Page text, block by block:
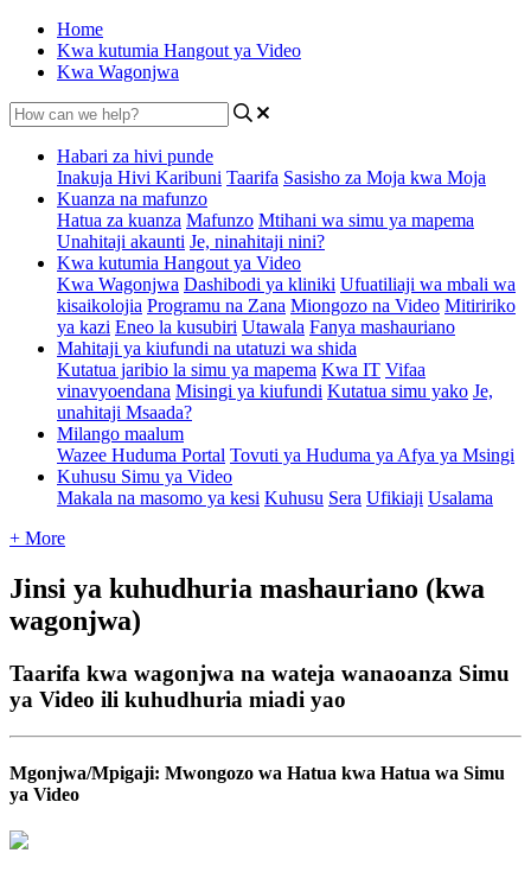
Home
Kwa kutumia Hangout ya Video
Kwa Wagonjwa
Habari za hivi punde
Inakuja Hivi Karibuni Taarifa Sasisho za Moja kwa Moja
Kuanza na mafunzo
Hatua za kuanza Mafunzo Mtihani wa simu ya mapema
Unahitaji akaunti Je, ninahitaji nini?
Kwa kutumia Hangout ya Video
Kwa Wagonjwa Dashibodi ya kliniki Ufuatiliaji wa mbali wa
kisaikolojia Programu na Zana Miongozo na Video Mitiririko
ya kazi Eneo la kusubiri Utawala Fanya mashauriano
Mahitaji ya kiufundi na utatuzi wa shida
Kutatua jaribio la simu ya mapema Kwa IT Vifaa
vinavyoendana Misingi ya kiufundi Kutatua simu yako Je,
unahitaji Msaada?
Milango maalum
Wazee Huduma Portal Tovuti ya Huduma ya Afya ya Msingi
Kuhusu Simu ya Video
Makala na masomo ya kesi Kuhusu Sera Ufikiaji Usalama
+ More
Jinsi ya kuhudhuria mashauriano (kwa
wagonjwa)
Taarifa kwa wagonjwa na wateja wanaoanza Simu
ya Video ili kuhudhuria miadi yao
Mgonjwa/Mpigaji: Mwongozo wa Hatua kwa Hatua wa Simu
ya Video